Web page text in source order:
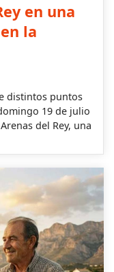
en una
la
distintos puntos
19 de julio
del Rey, una